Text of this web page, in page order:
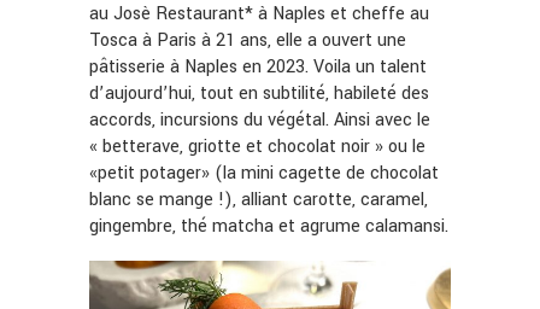
au Josè Restaurant* à Naples et cheffe au
Tosca à Paris à 21 ans, elle a ouvert une
pâtisserie à Naples en 2023. Voila un talent
d’aujourd’hui, tout en subtilité, habileté des
accords, incursions du végétal. Ainsi avec le
« betterave, griotte et chocolat noir » ou le
«petit potager» (la mini cagette de chocolat
blanc se mange !), alliant carotte, caramel,
gingembre, thé matcha et agrume calamansi.